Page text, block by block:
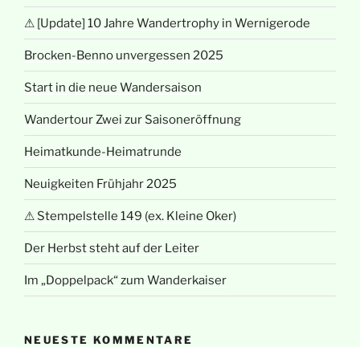
⚠ [Update] 10 Jahre Wandertrophy in Wernigerode
Brocken-Benno unvergessen 2025
Start in die neue Wandersaison
Wandertour Zwei zur Saisoneröffnung
Heimatkunde-Heimatrunde
Neuigkeiten Frühjahr 2025
⚠ Stempelstelle 149 (ex. Kleine Oker)
Der Herbst steht auf der Leiter
Im „Doppelpack“ zum Wanderkaiser
NEUESTE KOMMENTARE